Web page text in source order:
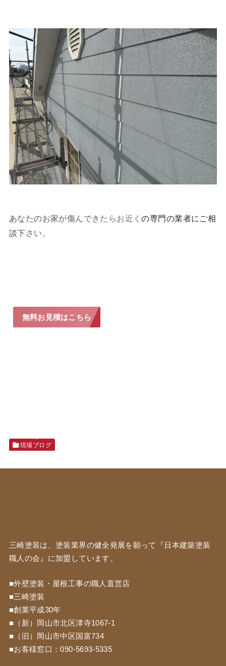
あなたのお家が傷んできたらお近くの専門の業者にご相
談下さい。
無料お見積はこちら
現場ブログ
三崎塗装は、塗装業界の健全発展を願って『 日本建築塗装
職人の会』に加盟しています。
■外壁塗装・屋根工事の職人直営店
■三崎塗装
■創業平成30年
■（新）岡山市北区津寺1067-1
■（旧）岡山市中区国富734
■お客様窓口：090-5693-5335